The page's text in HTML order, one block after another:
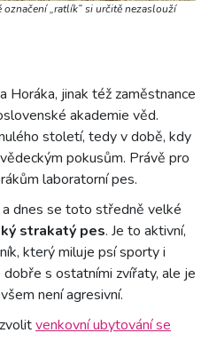
„ratlík“ si určitě nezaslouží
Horáka, jinak též zaměstnance
akademie věd.
století, tedy v době, kdy
pokusům. Právě pro
laboratorní pes.
dnes se toto středně velké
strakatý pes. Je to aktivní,
který miluje psí sporty i
s ostatními zvířaty, ale je
není agresivní.
venkovní ubytování se